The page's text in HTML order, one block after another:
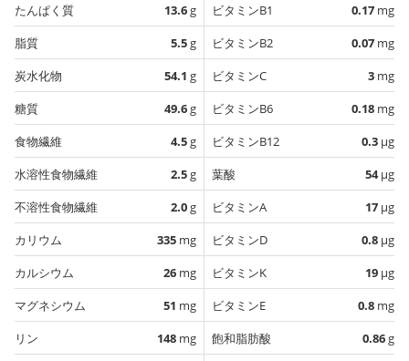
たんぱく質
13.6g
脂質
5.5g
炭水化物
54.1 g
糖質
49.6g
食物繊維
4.5g
水溶性食物繊維
2.5g
不溶性食物繊維
2.0g
カリウム
335 mg
カルシウム
26 mg
マグネシウム
51 mg
リン
148 mg
ビタミンB1
0.17 mg
ビタミンB2
0.07 mg
ビタミンC
3 mg
ビタミンB6
0.18 mg
ビタミンB12
0.3 µg
葉酸
54µg
ビタミンA
17 µg
ビタミンD
0.8 µg
ビタミンK
19 µg
ビタミンE
0.8 mg
飽和脂肪酸
0.86g